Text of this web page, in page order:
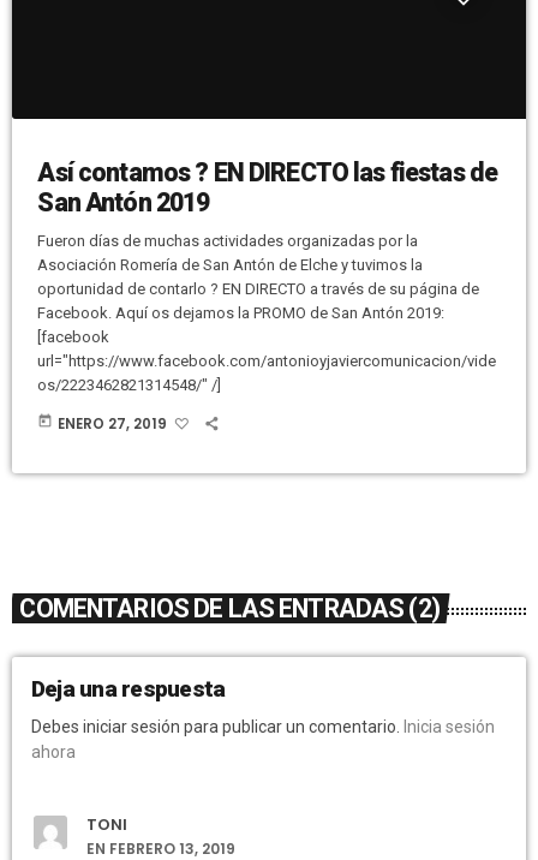
Así contamos ? EN DIRECTO las fiestas de
San Antón 2019
Fueron días de muchas actividades organizadas por la
Asociación Romería de San Antón de Elche y tuvimos la
oportunidad de contarlo ? EN DIRECTO a través de su página de
Facebook. Aquí os dejamos la PROMO de San Antón 2019:
[facebook
url="https://www.facebook.com/antonioyjaviercomunicacion/vide
os/2223462821314548/" /]
today ENERO 27, 2019
COMENTARIOS DE LAS ENTRADAS (2)
Deja una respuesta
Debes iniciar sesión para publicar un comentario.
Inicia sesión
ahora
TONI
EN FEBRERO 13, 2019